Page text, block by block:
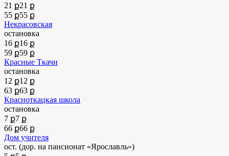
21 ք21 ք
55 ք55 ք
Некрасовская
остановка
16 ք16 ք
59 ք59 ք
Красные Ткачи
остановка
12 ք12 ք
63 ք63 ք
Красноткацкая школа
остановка
7 ք7 ք
66 ք66 ք
Дом учителя
ост. (дор. на пансионат «Ярославль»)